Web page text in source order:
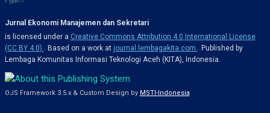
Jurnal Ekonomi Manajemen dan Sekretari
is licensed under a Creative Commons Attribution 4.0 International License
(CC BY 4.0)
. Based on a work at journal.lembagakita.com
. Published by
Lembaga Komunitas Informasi Teknologi Aceh (KITA), Indonesia.
OJS Framework 3.5.x & Custom Design by MSTI-Indonesia